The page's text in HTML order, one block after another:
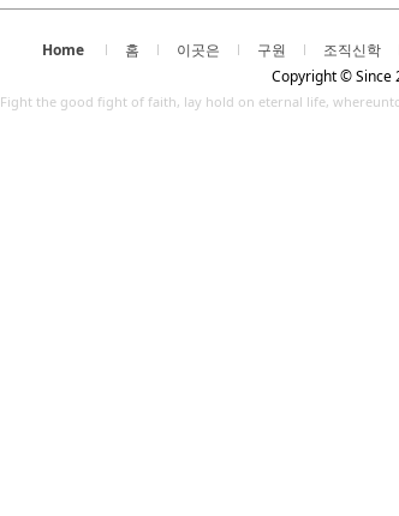
Home 홈 이곳은 구원 조직신학
Copyright © Since
Fight the good fight of faith, lay hold on eternal life,